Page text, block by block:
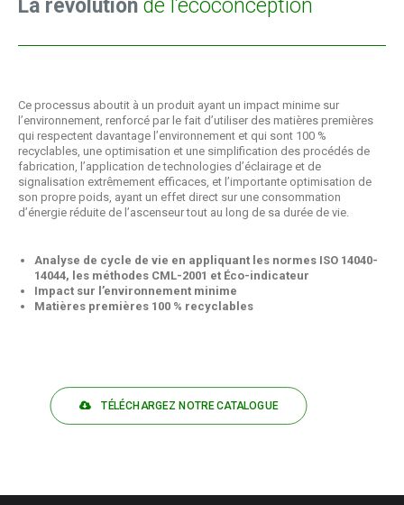
La révolution de l’écoconception
Ce processus aboutit à un produit ayant un impact minime sur
l’environnement, renforcé par le fait d’utiliser des matières premières
qui respectent davantage l’environnement et qui sont 100 %
recyclables, une optimisation et une simplification des procédés de
fabrication, l’application de technologies d’éclairage et de
signalisation extrêmement efficaces, et l’importante optimisation de
son propre poids, ayant un effet direct sur une consommation
d’énergie réduite de l’ascenseur tout au long de sa durée de vie.
Analyse de cycle de vie en appliquant les normes ISO 14040-
14044, les méthodes CML-2001 et Éco-indicateur
Impact sur l’environnement minime
Matières premières 100 % recyclables
TÉLÉCHARGEZ NOTRE CATALOGUE